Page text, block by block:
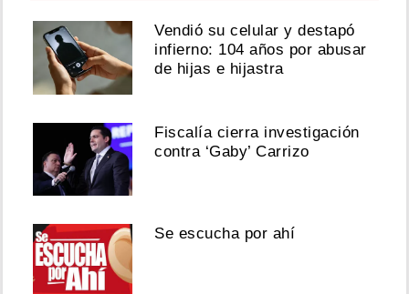
Vendió su celular y destapó
infierno: 104 años por abusar
de hijas e hijastra
Fiscalía cierra investigación
contra ‘Gaby’ Carrizo
Se escucha por ahí